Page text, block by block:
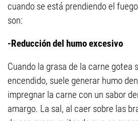
cuando se está prendiendo el
son:
-Reducción del humo excesivo
Cuando la grasa de la carne gotea
encendido, suele generar humo
impregnar la carne con un sabor
amargo. La sal, al caer sobre las